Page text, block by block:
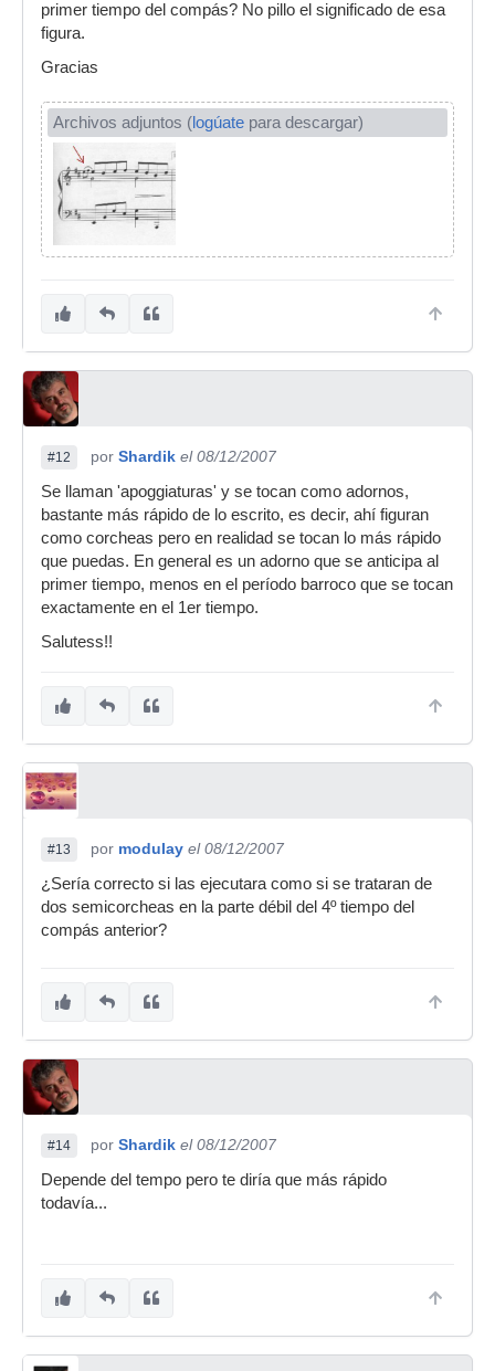
primer tiempo del compás? No pillo el significado de esa
figura.
Gracias
Archivos adjuntos (logúate para descargar)
#12 por Shardik el 08/12/2007
Se llaman 'apoggiaturas' y se tocan como adornos,
bastante más rápido de lo escrito, es decir, ahí figuran
como corcheas pero en realidad se tocan lo más rápido
que puedas. En general es un adorno que se anticipa al
primer tiempo, menos en el período barroco que se tocan
exactamente en el 1er tiempo.
Salutess!!
#13 por modulay el 08/12/2007
¿Sería correcto si las ejecutara como si se trataran de
dos semicorcheas en la parte débil del 4º tiempo del
compás anterior?
#14 por Shardik el 08/12/2007
Depende del tempo pero te diría que más rápido
todavía...